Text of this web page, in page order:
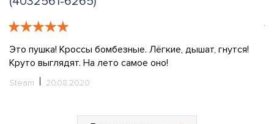
Это пушка! Кроссы бомбезные. Лёгкие, дышат, гнутся!
Круто выглядят. На лето самое оно!
Steam 20.08.2020